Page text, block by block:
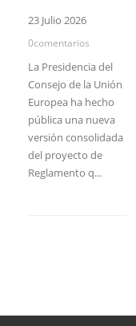
23 Julio 2026
0comentarios
La Presidencia del
Consejo de la Unión
Europea ha hecho
pública una nueva
versión consolidada
del proyecto de
Reglamento q...